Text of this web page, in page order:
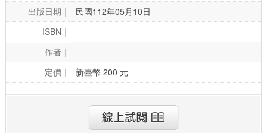
出版日期
民國112年05月10日
ISBN
作者
定價
新臺幣 200 元